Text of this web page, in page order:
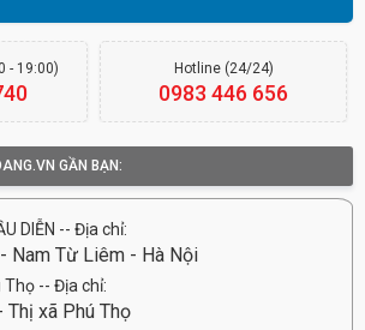
- 19:00) Hotline (24/24)
0983 446 656
GẦN BẠN:
DIỄN -- Địa chỉ:
Nam Từ Liêm - Hà Nội
-- Địa chỉ:
Thị xã Phú Thọ